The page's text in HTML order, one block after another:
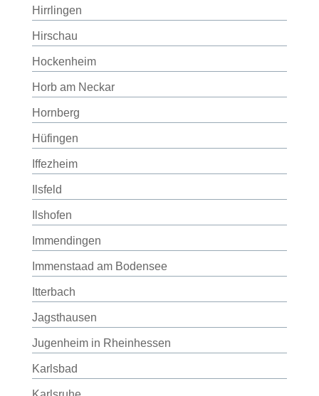
Hirrlingen
Hirschau
Hockenheim
Horb am Neckar
Hornberg
Hüfingen
Iffezheim
Ilsfeld
Ilshofen
Immendingen
Immenstaad am Bodensee
Itterbach
Jagsthausen
Jugenheim in Rheinhessen
Karlsbad